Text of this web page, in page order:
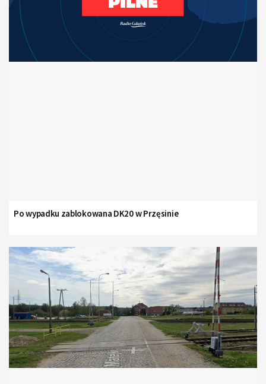
Po wypadku zablokowana DK20 w Przęsinie